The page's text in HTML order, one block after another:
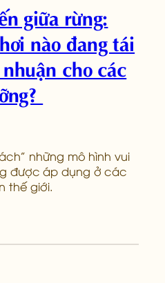
giữa rừng:
nào đang tái
cho các
những mô hình vui
được áp dụng ở các
thế giới.